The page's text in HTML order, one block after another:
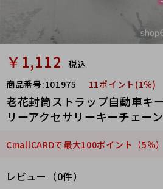
￥1,112
税込
商品番号:101975 11ポイント(1％)
老花封筒ストラップ自動車キ
リーアクセサリーキーチェー
CmallCARDで最大100ポイント（5％
レビュー（0件）